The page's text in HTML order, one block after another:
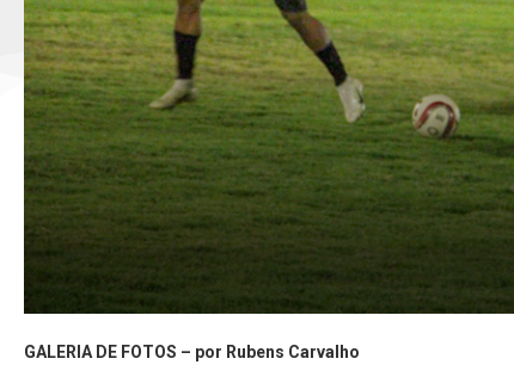
GALERIA DE FOTOS – por Rubens Carvalho